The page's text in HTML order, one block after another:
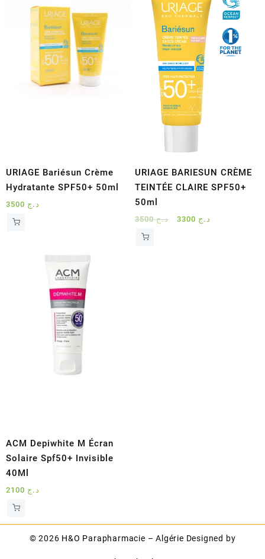
URIAGE Bariésun Crème
Hydratante SPF50+ 50ml
د.ج
URIAGE BARIESUN CRÈME
TEINTÉE CLAIRE SPF50+
50ml
د.ج3500
Le
د.ج
ACM Depiwhite M Écran
Solaire Spf50+ Invisible
40Ml
د.ج
© 2026 H&O Parapharmacie – Algérie Designed by